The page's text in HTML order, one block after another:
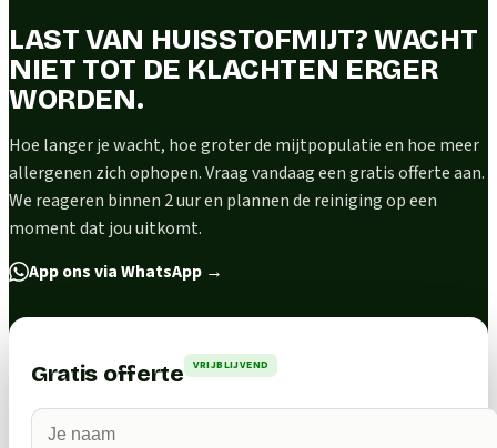
LAST VAN HUISSTOFMIJT? WACHT
NIET TOT DE KLACHTEN ERGER
WORDEN.
Hoe langer je wacht, hoe groter de mijtpopulatie en hoe meer
allergenen zich ophopen. Vraag vandaag een gratis offerte aan.
We reageren binnen 2 uur en plannen de reiniging op een
moment dat jou uitkomt.
App ons via WhatsApp →
Gratis offerte VRIJBLIJVEND